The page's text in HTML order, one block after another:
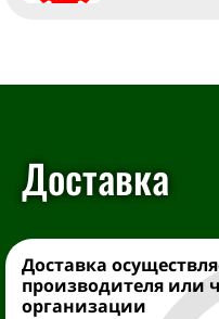
Доставка
Доставка
производителя или
организации